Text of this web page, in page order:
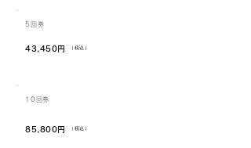
​5回券
​43,450円 ​（税込）
​10 回券
​85,800円​（税込）